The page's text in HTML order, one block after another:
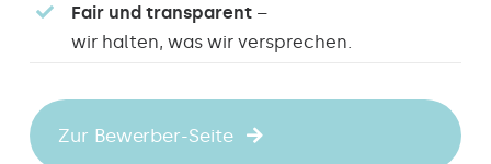
Fair und transparent –
wir halten, was wir versprechen.
Zur Bewerber-Seite